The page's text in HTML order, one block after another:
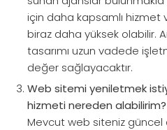
için daha kapsamlı hizmet
biraz daha yüksek olabilir.
tasarımı uzun vadede
değer sağlayacaktır.
Web sitemi yeniletmek
hizmeti nereden alabilirim?
Mevcut web siteniz